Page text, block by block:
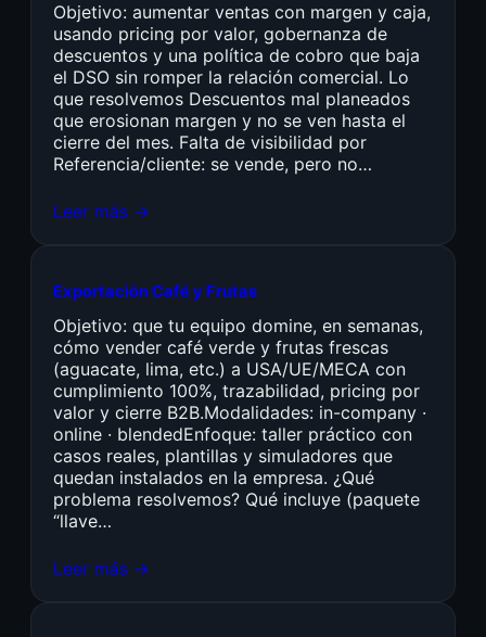
Objetivo: aumentar ventas con margen y caja,
usando pricing por valor, gobernanza de
descuentos y una política de cobro que baja
el DSO sin romper la relación comercial. Lo
que resolvemos Descuentos mal planeados
que erosionan margen y no se ven hasta el
cierre del mes. Falta de visibilidad por
Referencia/cliente: se vende, pero no…
Leer más →
Exportación Café y Frutas
Objetivo: que tu equipo domine, en semanas,
cómo vender café verde y frutas frescas
(aguacate, lima, etc.) a USA/UE/MECA con
cumplimiento 100%, trazabilidad, pricing por
valor y cierre B2B.Modalidades: in-company ·
online · blendedEnfoque: taller práctico con
casos reales, plantillas y simuladores que
quedan instalados en la empresa. ¿Qué
problema resolvemos? Qué incluye (paquete
“llave…
Leer más →